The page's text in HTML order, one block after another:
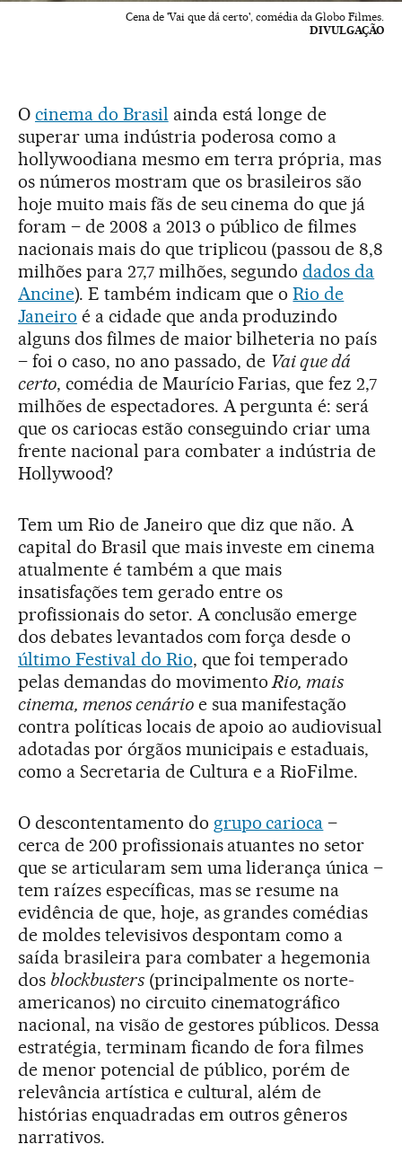
Cena de 'Vai que dá certo', comédia da Globo Filmes.
DIVULGAÇÃO
O cinema do Brasil ainda está longe de
superar uma indústria poderosa como a
hollywoodiana mesmo em terra própria, mas
os números mostram que os brasileiros são
hoje muito mais fãs de seu cinema do que já
foram – de 2008 a 2013 o público de filmes
nacionais mais do que triplicou (passou de 8,8
milhões para 27,7 milhões, segundodados da
Ancine). E também indicam que oRio de
Janeiro é a cidade que anda produzindo
alguns dos filmes de maior bilheteria no país
– foi o caso, no ano passado, de Vai que dá
certo, comédia de Maurício Farias, que fez 2,7
milhões de espectadores. A pergunta é: será
que os cariocas estão conseguindo criar uma
frente nacional para combater a indústria de
Hollywood?
Tem um Rio de Janeiro que diz que não. A
capital do Brasil que mais investe em cinema
atualmente é também a que mais
insatisfações tem gerado entre os
profissionais do setor. A conclusão emerge
dos debates levantados com força desde o
último Festival do Rio, que foi temperado
pelas demandas do movimentoRio, mais
cinema, menos cenárioe sua manifestação
contra políticas locais de apoio ao audiovisual
adotadas por órgãos municipais e estaduais,
como a Secretaria de Cultura e a RioFilme.
O descontentamento do grupo carioca –
cerca de 200 profissionais atuantes no setor
que se articularam sem uma liderança única –
tem raízes específicas, mas se resume na
evidência de que, hoje, as grandes comédias
de moldes televisivos despontam como a
saída brasileira para combater a hegemonia
dos blockbusters(principalmente os norte-
americanos) no circuito cinematográfico
nacional, na visão de gestores públicos. Dessa
estratégia, terminam ficando de fora filmes
de menor potencial de público, porém de
relevância artística e cultural, além de
histórias enquadradas em outros gêneros
narrativos.